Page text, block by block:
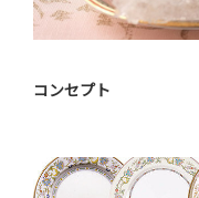
コンセプト